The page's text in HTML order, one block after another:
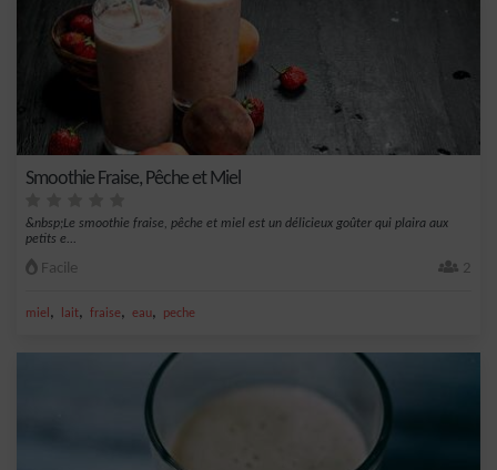
Smoothie Fraise, Pêche et Miel
&nbsp;Le smoothie fraise, pêche et miel est un délicieux goûter qui plaira aux
petits e...
Facile 2
miel , lait, fraise, eau, peche